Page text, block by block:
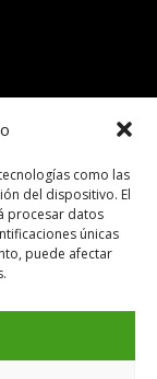
como las
del dispositivo. El
procesar datos
únicas
puede afectar